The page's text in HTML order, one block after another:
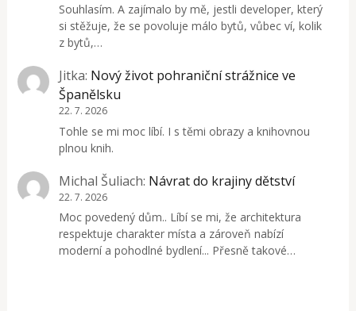
Souhlasím. A zajímalo by mě, jestli developer, který
si stěžuje, že se povoluje málo bytů, vůbec ví, kolik
z bytů,…
Jitka: Nový život pohraniční strážnice ve
Španělsku
22. 7. 2026
Tohle se mi moc líbí. I s těmi obrazy a knihovnou
plnou knih.
Michal Šuliach: Návrat do krajiny dětství
22. 7. 2026
Moc povedený dům.. Líbí se mi, že architektura
respektuje charakter místa a zároveň nabízí
moderní a pohodlné bydlení... Přesně takové…